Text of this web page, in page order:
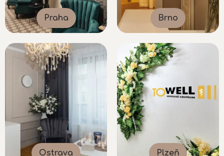
Praha Brno
Ostrava Plzeň